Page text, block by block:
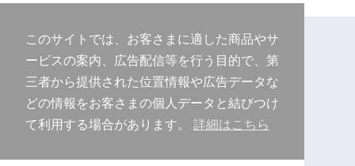
このサイトでは、お客さまに適した商品やサ
ービスの案内、広告配信等を行う目的で、第
三者から提供された位置情報や広告データな
どの情報をお客さまの個人データと結びつけ
て利用する場合があります。 詳細はこちら